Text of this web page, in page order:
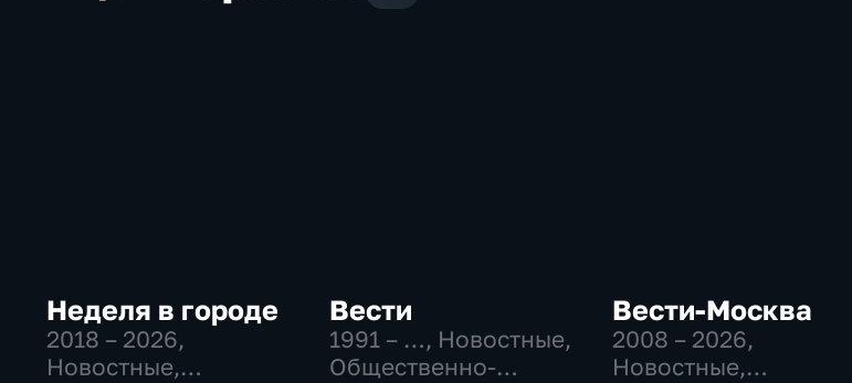
Неделя в городе
2018 – 2026,
Новостные,
Вести
1991 – …, Новостные,
Общественно-
Вести-Москва
2008 – 2026,
Новостные,